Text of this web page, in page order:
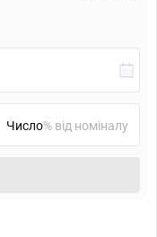
% від номіналу